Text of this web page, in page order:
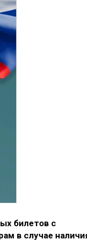
билетов с
в случае